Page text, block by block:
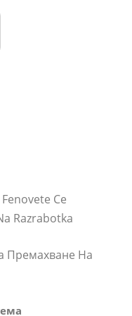
Ce
Razrabotka
Премахване На